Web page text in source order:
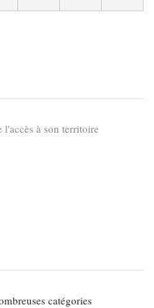
à son territoire
catégories